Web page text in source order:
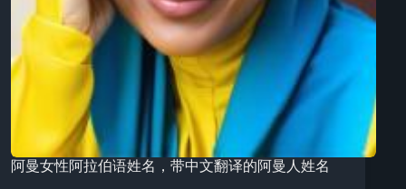
阿曼女性阿拉伯语姓名，带中文翻译的阿曼人姓名